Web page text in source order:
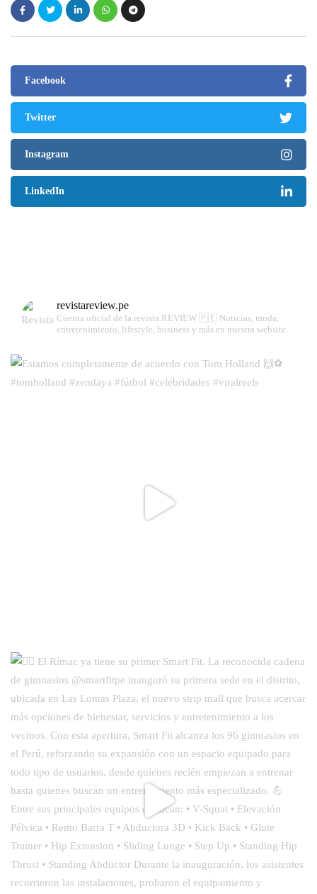
Facebook
Twitter
Instagram
LinkedIn
revistareview.pe
Cuenta oficial de la revista REVIEW 🇵🇪 Noticias, moda,
entretenimiento, lifestyle, business y más en nuestra website.